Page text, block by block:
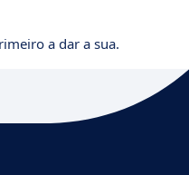
a dar a sua.